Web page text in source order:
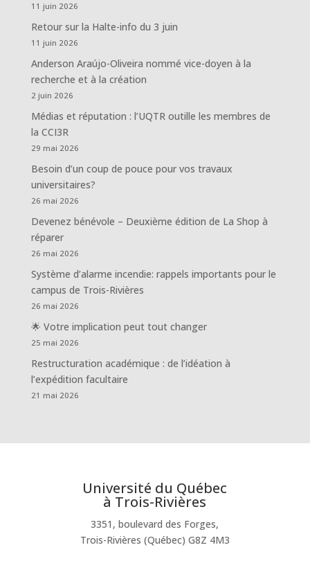
11 juin 2026
Retour sur la Halte-info du 3 juin
11 juin 2026
Anderson Araújo-Oliveira nommé vice-doyen à la
recherche et à la création
2 juin 2026
Médias et réputation : l’UQTR outille les membres de
la CCI3R
29 mai 2026
Besoin d’un coup de pouce pour vos travaux
universitaires?
26 mai 2026
Devenez bénévole – Deuxième édition de La Shop à
réparer
26 mai 2026
Système d’alarme incendie: rappels importants pour le
campus de Trois-Rivières
26 mai 2026
🌟 Votre implication peut tout changer
25 mai 2026
Restructuration académique : de l’idéation à
l’expédition facultaire
21 mai 2026
Université du Québec
à Trois-Rivières
3351, boulevard des Forges,
Trois-Rivières (Québec) G8Z 4M3